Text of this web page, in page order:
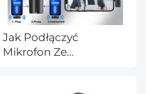
Jak Podłączyć
Mikrofon Ze